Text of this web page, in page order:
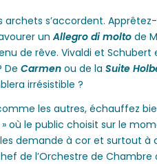
archets s’accordent.
unAllegro di molto de
de rêve. Vivaldi et Schubert
De Carmen ou de la Suite
irrésistible ?
les autres, échauffez
où le public choisit sur le
demande à cor et surtout à
de l’Orchestre de Chambre